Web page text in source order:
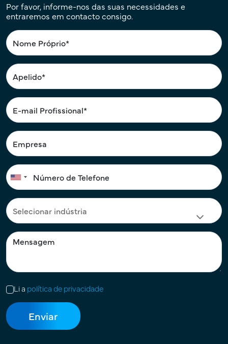
Por favor, informe-nos das suas necessidades e
entraremos em contacto consigo.
Li a política de privacidade